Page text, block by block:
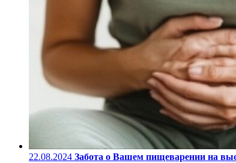
22.08.2024 Забота о Вашем пищеварении на